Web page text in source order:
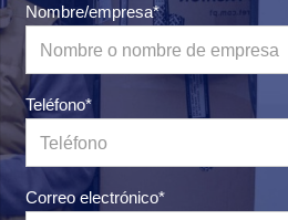
Nombre/empresa*
Teléfono*
Correo electrónico*